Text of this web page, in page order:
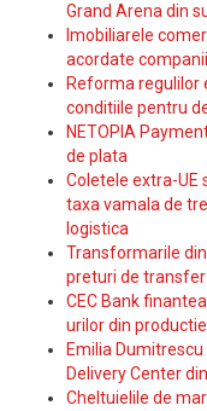
Grand Arena din
Imobiliarele
acordate
Reforma regulilor
conditiile pentru
NETOPIA
de plata
Coletele extra-UE
taxa vamala de
logistica
Transformarile
preturi de
CEC Bank
urilor din
Emilia
Delivery Center
Cheltuielile de